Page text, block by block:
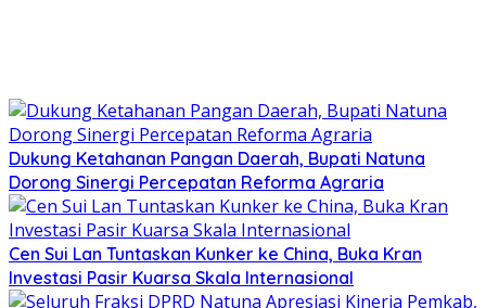
Dukung Ketahanan Pangan Daerah, Bupati Natuna
Dorong Sinergi Percepatan Reforma Agraria
Cen Sui Lan Tuntaskan Kunker ke China, Buka Kran
Investasi Pasir Kuarsa Skala Internasional